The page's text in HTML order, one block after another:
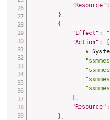
"Resource" :
} ,
{
"Effect" :
"Action" :
[
#
] ,
"Resource" :
} ,